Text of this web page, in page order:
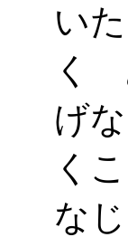
い
く
げ
く
な